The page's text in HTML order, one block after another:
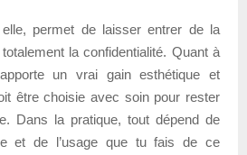
permet de laisser entrer de la
la confidentialité. Quant à
un vrai gain esthétique et
être choisie avec soin pour rester
Dans la pratique, tout dépend de
et de l’usage que tu fais de ce